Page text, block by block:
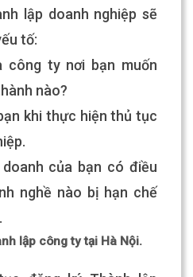
lập doanh nghiệp sẽ
tố:
công ty nơi bạn muốn
nào?
khi thực hiện thủ tục
của bạn có điều
nghề nào bị hạn chế
lập công ty tại Hà Nội.